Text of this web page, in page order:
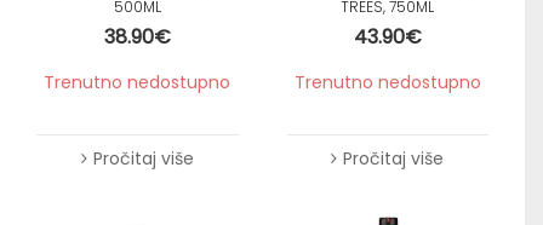
500ML
38.90€
Trenutno nedostupno
Pročitaj više
TREES, 750ML
43.90€
Trenutno nedostupno
Pročitaj više